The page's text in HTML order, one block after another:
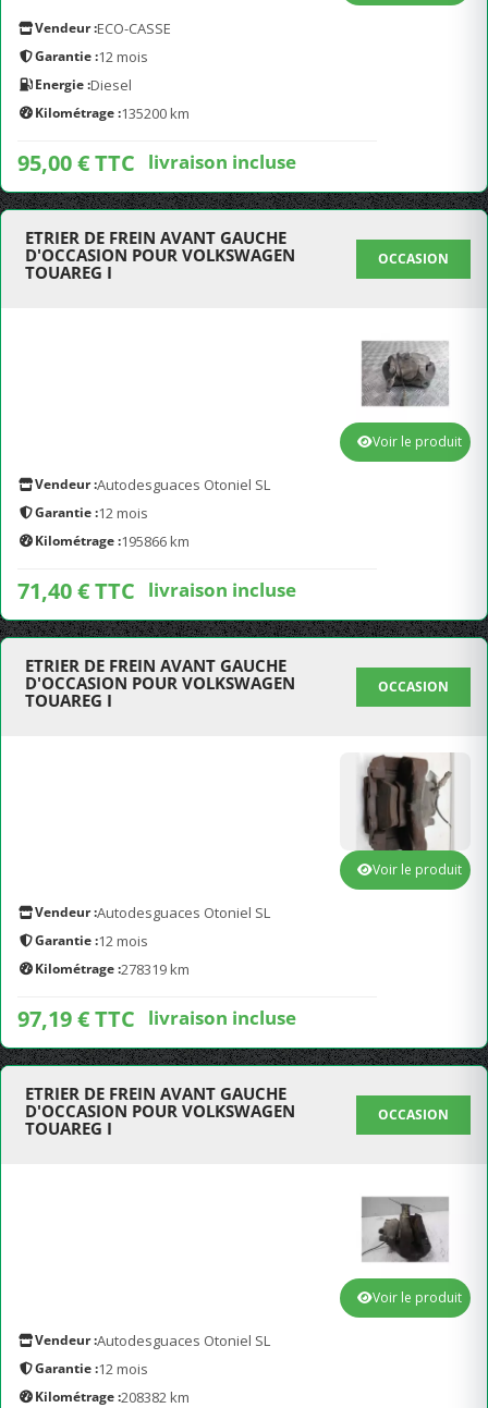
Vendeur :ECO-CASSE
Garantie :12 mois
Energie :Diesel
Kilométrage :135200 km
95,00 € TTC livraison incluse
ETRIER DE FREIN AVANT GAUCHE
D'OCCASION POUR VOLKSWAGEN
TOUAREG I
OCCASION
Vendeur :Autodesguaces Otoniel SL
Garantie :12 mois
Kilométrage :195866 km
71,40 € TTC livraison incluse
Voir le produit
ETRIER DE FREIN AVANT GAUCHE
D'OCCASION POUR VOLKSWAGEN
TOUAREG I
OCCASION
Vendeur :Autodesguaces Otoniel SL
Garantie :12 mois
Kilométrage :278319 km
97,19 € TTC livraison incluse
Voir le produit
ETRIER DE FREIN AVANT GAUCHE
D'OCCASION POUR VOLKSWAGEN
TOUAREG I
OCCASION
Vendeur :Autodesguaces Otoniel SL
Garantie :12 mois
Kilométrage :208382 km
Voir le produit